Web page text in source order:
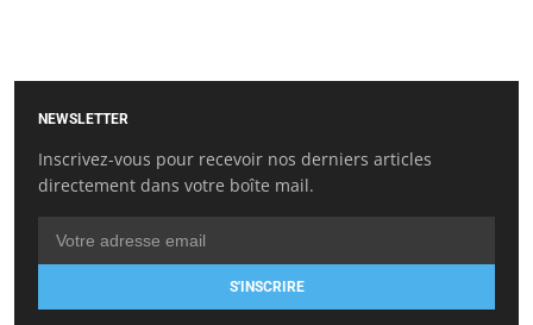
NEWSLETTER
Inscrivez-vous pour recevoir nos derniers articles
directement dans votre boîte mail.
S'INSCRIRE